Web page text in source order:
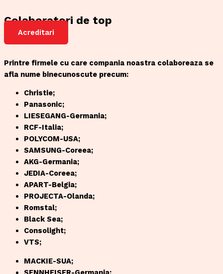
Colaboratori de top
Acreditari
Printre firmele cu care compania noastra colaboreaza se
afla nume binecunoscute precum:
Christie;
Panasonic;
LIESEGANG-Germania;
RCF-Italia;
POLYCOM-USA;
SAMSUNG-Coreea;
AKG-Germania;
JEDIA-Coreea;
APART-Belgia;
PROJECTA-Olanda;
Romstal;
Black Sea;
Consolight;
VTS;
MACKIE-SUA;